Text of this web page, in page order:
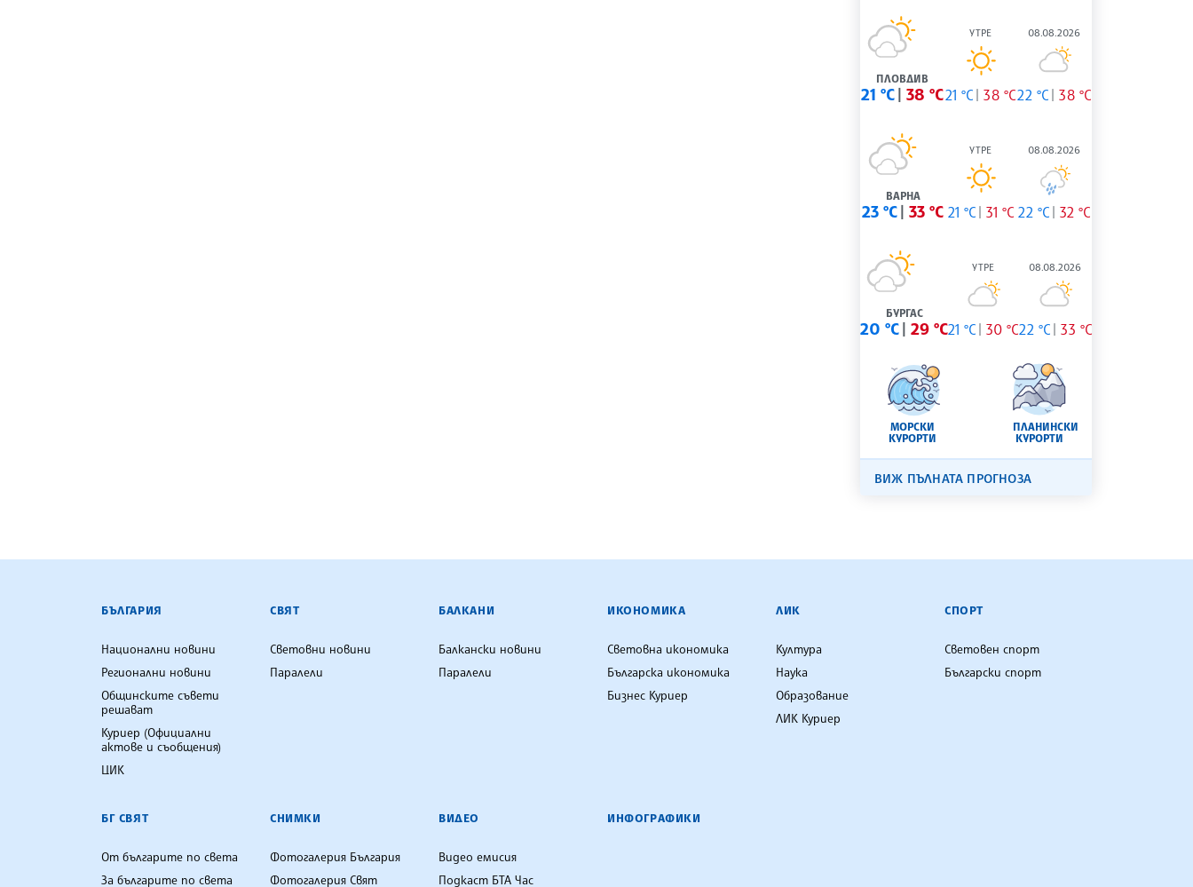
ПЛОВДИВ
21 °C 38 °C
УТРЕ
21 °C 38 °C
08.08.2026
22 °C 38 °C
ВАРНА
23 °C 33 °C
УТРЕ
21 °C 31 °C
08.08.2026
22 °C 32 °C
БУРГАС
20 °C 29 °C
УТРЕ
21 °C 30 °C
08.08.2026
22 °C 33 °C
МОРСКИ
КУРОРТИ
ПЛАНИНСКИ
КУРОРТИ
ВИЖ ПЪЛНАТА ПРОГНОЗА
БЪЛГАРСКА ТЕЛЕГРАФНА АГЕНЦИЯ
БЪЛГАРИЯ
Национални новини
Регионални новини
Общинските съвети
решават
Куриер (Официални
актове и съобщения)
ЦИК
СВЯТ
Световни новини
Паралели
БАЛКАНИ
Балкански новини
Паралели
ИКОНОМИКА
Световна икономика
Българска икономика
Бизнес Куриер
ЛИК
Култура
Наука
Образование
ЛИК Куриер
СПОРТ
Световен спорт
Български спорт
БГ СВЯТ
От българите по света
За българите по света
СНИМКИ
Фотогалерия България
Фотогалерия Свят
ВИДЕО
Видео емисия
Подкаст БТА Час
ИНФОГРАФИКИ